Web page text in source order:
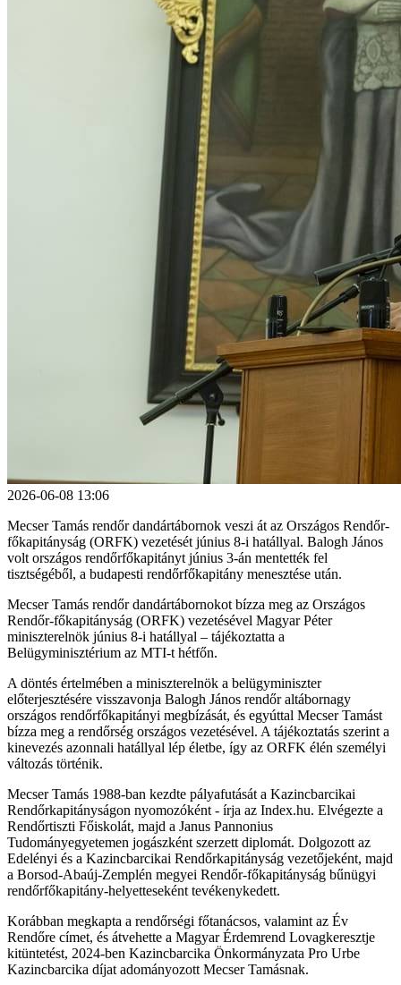
2026-06-08 13:06
Mecser Tamás rendőr dandártábornok veszi át az Országos Rendőr-
főkapitányság (ORFK) vezetését június 8-i hatállyal. Balogh János
volt országos rendőrfőkapitányt június 3-án mentették fel
tisztségéből, a budapesti rendőrfőkapitány menesztése után.
Mecser Tamás rendőr dandártábornokot bízza meg az Országos
Rendőr-főkapitányság (ORFK) vezetésével Magyar Péter
miniszterelnök június 8-i hatállyal – tájékoztatta a
Belügyminisztérium az MTI-t hétfőn.
A döntés értelmében a miniszterelnök a belügyminiszter
előterjesztésére visszavonja Balogh János rendőr altábornagy
országos rendőrfőkapitányi megbízását, és egyúttal Mecser Tamást
bízza meg a rendőrség országos vezetésével. A tájékoztatás szerint a
kinevezés azonnali hatállyal lép életbe, így az ORFK élén személyi
változás történik.
Mecser Tamás 1988-ban kezdte pályafutását a Kazincbarcikai
Rendőrkapitányságon nyomozóként - írja az Index.hu. Elvégezte a
Rendőrtiszti Főiskolát, majd a Janus Pannonius
Tudományegyetemen jogászként szerzett diplomát. Dolgozott az
Edelényi és a Kazincbarcikai Rendőrkapitányság vezetőjeként, majd
a Borsod-Abaúj-Zemplén megyei Rendőr-főkapitányság bűnügyi
rendőrfőkapitány-helyetteseként tevékenykedett.
Korábban megkapta a rendőrségi főtanácsos, valamint az Év
Rendőre címet, és átvehette a Magyar Érdemrend Lovagkeresztje
kitüntetést, 2024-ben Kazincbarcika Önkormányzata Pro Urbe
Kazincbarcika díjat adományozott Mecser Tamásnak.